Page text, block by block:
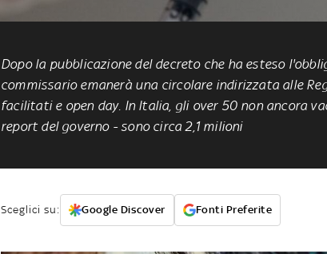
Dopo la pubblicazione del decreto che ha esteso
commissario emanerà una circolare indirizzata alle
facilitati e open day. In Italia, gli over 50 non ancora
report del governo - sono circa 2,1 milioni
Sceglici su: Google Discover Fonti Preferite